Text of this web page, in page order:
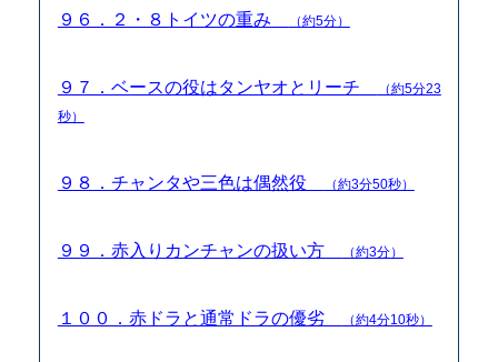
９６．２・８トイツの重み （約5分）
９７．ベースの役はタンヤオとリーチ
（約5分23
秒）
９８．チャンタや三色は偶然役 （約3分50秒）
９９．赤入りカンチャンの扱い方 （約3分）
１００．赤ドラと通常ドラの優劣 （約4分10秒）